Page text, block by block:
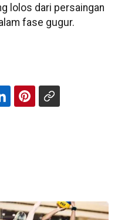
lolos dari persaingan
fase gugur.